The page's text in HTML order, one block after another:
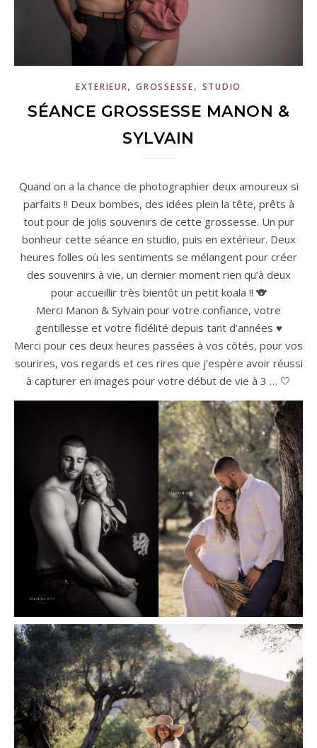
EXTERIEUR,GROSSESSE, STUDIO
SÉANCE GROSSESSE MANON &
SYLVAIN
Quand on a la chance de photographier deux amoureux si
parfaits !! Deux bombes, des idées plein la tête, prêts à
tout pour de jolis souvenirs de cette grossesse. Un pur
bonheur cette séance en studio, puis en extérieur. Deux
heures folles où les sentiments se mélangent pour créer
des souvenirs à vie, un dernier moment rien qu’à deux
pour accueillir très bientôt un petit koala !! 🐨
Merci Manon & Sylvain pour votre confiance, votre
gentillesse et votre fidélité depuis tant d’années ♥️
Merci pour ces deux heures passées à vos côtés, pour vos
sourires, vos regards et ces rires que j’espère avoir réussi
à capturer en images pour votre début de vie à 3 … 🤍